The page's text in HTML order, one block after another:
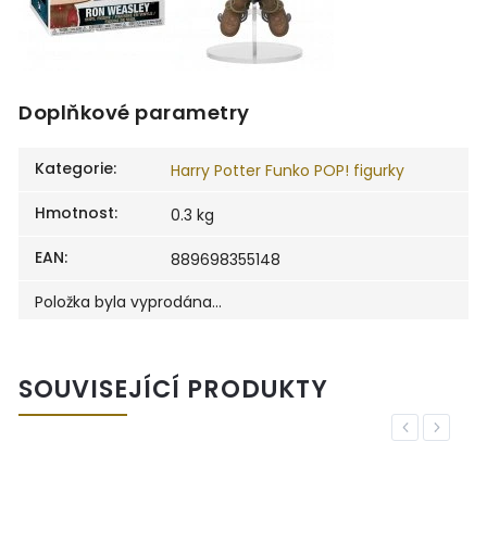
Doplňkové parametry
Kategorie:
Harry Potter Funko POP! figurky
Hmotnost:
0.3 kg
EAN:
889698355148
Položka byla vyprodána…
SOUVISEJÍCÍ PRODUKTY
Previous
Next